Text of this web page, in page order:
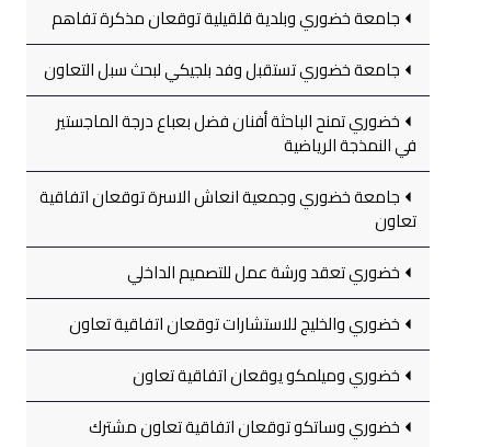
جامعة خضوري وبلدية قلقيلية توقعان مذكرة تفاهم
جامعة خضوري تستقبل وفد بلجيكي لبحث سبل التعاون
خضوري تمنح الباحثة أفنان فضل بعباع درجة الماجستير
في النمذجة الرياضية
جامعة خضوري وجمعية انعاش الاسرة توقعان اتفاقية
تعاون
خضوري تعقد ورشة عمل للتصميم الداخلي
خضوري والخليج للاستشارات توقعان اتفاقية تعاون
خضوري وميلمكو يوقعان اتفاقية تعاون
خضوري وساتكو توقعان اتفاقية تعاون مشترك